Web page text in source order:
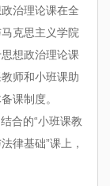
治理论课在全
克思主义学院
想政治理论课
师和小班课助
课制度。
合的“小班课教
律基础”课上，